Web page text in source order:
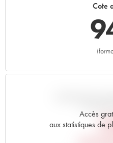
Cote
Accès
aux statistiques de